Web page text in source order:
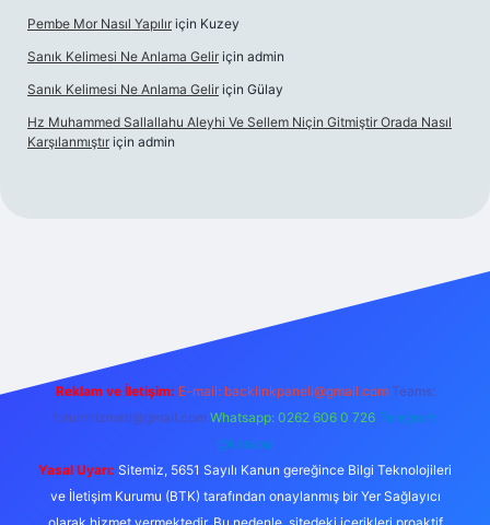
Pembe Mor Nasıl Yapılır için Kuzey
Sanık Kelimesi Ne Anlama Gelir için admin
Sanık Kelimesi Ne Anlama Gelir için Gülay
Hz Muhammed Sallallahu Aleyhi Ve Sellem Niçin Gitmiştir Orada Nasıl
Karşılanmıştır için admin
Reklam ve İletişim: E-mail: backlinkpaneli@gmail.com Teams:
forumhizmeti@gmail.com Whatsapp: 0262 606 0 726 Telegram:
@karabul
Yasal Uyarı: Sitemiz, 5651 Sayılı Kanun gereğince Bilgi Teknolojileri
ve İletişim Kurumu (BTK) tarafından onaylanmış bir Yer Sağlayıcı